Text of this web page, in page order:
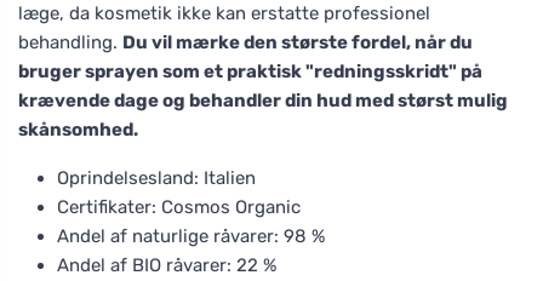
læge, da kosmetik ikke kan erstatte professionel
behandling. Du vil mærke den største fordel, når du
bruger sprayen som et praktisk "redningsskridt" på
krævende dage og behandler din hud med størst mulig
skånsomhed.
Oprindelsesland: Italien
Certifikater: Cosmos Organic
Andel af naturlige råvarer: 98 %
Andel af BIO råvarer: 22 %